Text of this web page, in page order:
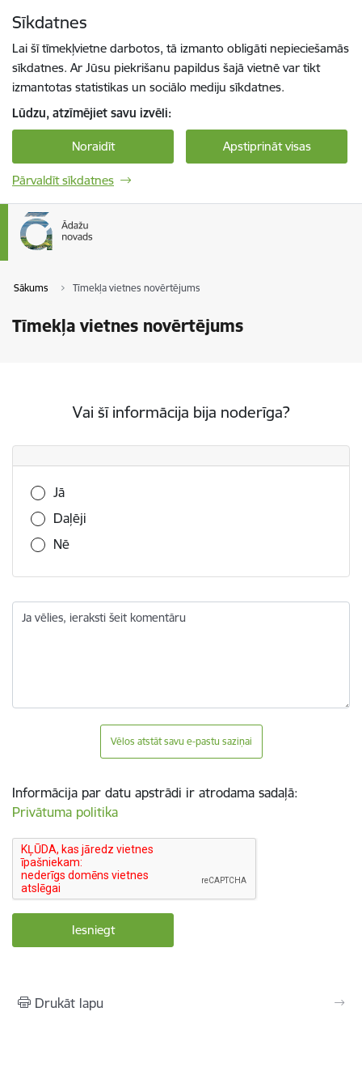
Sīkdatnes
Lai šī tīmekļvietne darbotos, tā izmanto obligāti nepieciešamās
sīkdatnes. Ar Jūsu piekrišanu papildus šajā vietnē var tikt
izmantotas statistikas un sociālo mediju sīkdatnes.
Lūdzu, atzīmējiet savu izvēli:
Noraidīt Apstiprināt visas
Pārvaldīt sīkdatnes
Sākums Tīmekļa vietnes novērtējums
Tīmekļa vietnes novērtējums
Vai šī informācija bija noderīga?
Vai šī informācija bija noderīga?
Jā
Daļēji
Nē
Ja vēlies, ieraksti šeit komentāru
Vēlos atstāt savu e-pastu saziņai
Informācija par datu apstrādi ir atrodama sadaļā:
Privātuma politika
Drukāt lapu